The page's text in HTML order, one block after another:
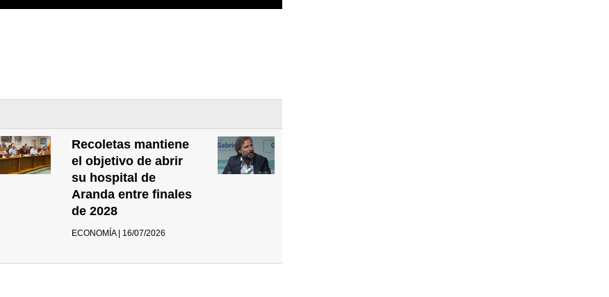
Recoletas mantiene
el objetivo de abrir
su hospital de
Aranda entre finales
de 2028
ECONOMÍA | 16/07/2026